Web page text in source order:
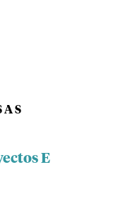
A S
E